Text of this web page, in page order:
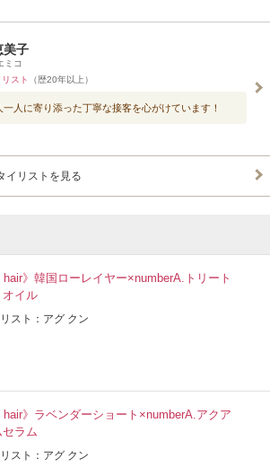
美子
ミコ
スト
（歴20年以上）
一人に寄り添った丁寧な接客を心がけています！
イリストを見る
hair》韓国ローレイヤー×numberA.トリート
オイル
スト：アグ クン
hair》ラベンダーショート×numberA.アクア
ラム
スト：アグ クン